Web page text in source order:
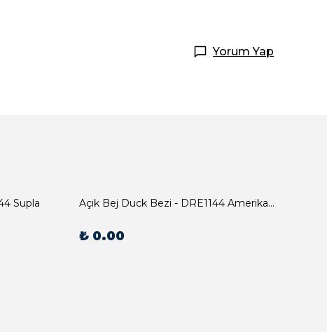
Yorum Yap
Supla Açık Bej Duck Bezi - DRE1144 Amerikan Servis
₺ 0.00